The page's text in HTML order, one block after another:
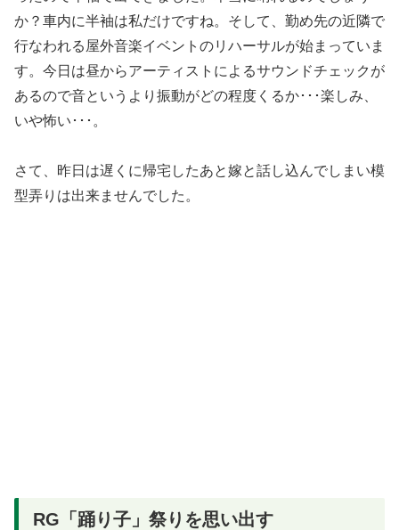
か？車内に半袖は私だけですね。そして、勤め先の近隣で
行なわれる屋外音楽イベントのリハーサルが始まっていま
す。今日は昼からアーティストによるサウンドチェックが
あるので音というより振動がどの程度くるか･･･楽しみ、
いや怖い･･･。
さて、昨日は遅くに帰宅したあと嫁と話し込んでしまい模
型弄りは出来ませんでした。
RG「踊り子」祭りを思い出す